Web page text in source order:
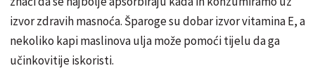
izvor zdravih masnoća. Šparoge su dobar izvor vitamina E, a
nekoliko kapi maslinova ulja može pomoći tijelu da ga
učinkovitije iskoristi.